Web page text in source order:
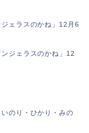
ジェラスのかね」12月6
ンジェラスのかね」12
のり・ひかり・みの